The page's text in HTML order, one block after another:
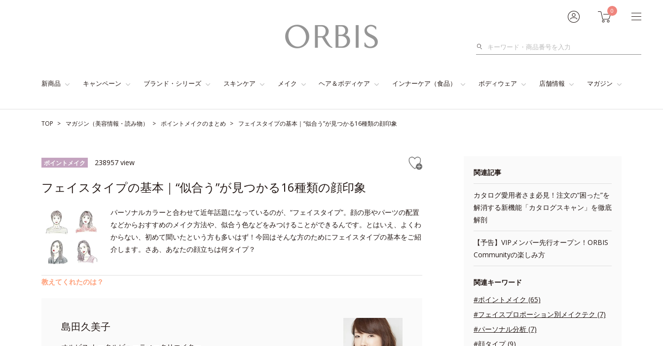
0
検
新商品 キャンペーン ブランド・シリーズ スキンケア メイク ヘア＆ボディケア インナーケア（食品） ボディウェア 店舗情報 マガジン
TOP マガジン（美容情報・読み物） ポイントメイクのまとめ フェイスタイプの基本｜“似合う”が見つかる16種類の顔印象
ポイントメイク 238957 view
フェイスタイプの基本｜“似合う”が見つかる16種類の顔印象
パーソナルカラーと合わせて近年話題になっているのが、“フェイスタイプ”。顔の形やパーツの配置
などからおすすめのメイク方法や、似合う色などをみつけることができるんです。とはいえ、よくわ
からない、初めて聞いたという方も多いはず！今回はそんな方のためにフェイスタイプの基本をご紹
介します。さあ、あなたの顔立ちは何タイプ？
教えてくれたのは？
島田久美子
関連記事
カタログ愛用者さま必見！注文の“困った”を
解消する新機能「カタログスキャン」を徹底
解剖
【予告】VIPメンバー先行オープン！ORBIS
Communityの楽しみ方
関連キーワード
#ポイントメイク (65)
#フェイスプロポーション別メイクテク (7)
#パーソナル分析 (7)
#顔タイプ (9)